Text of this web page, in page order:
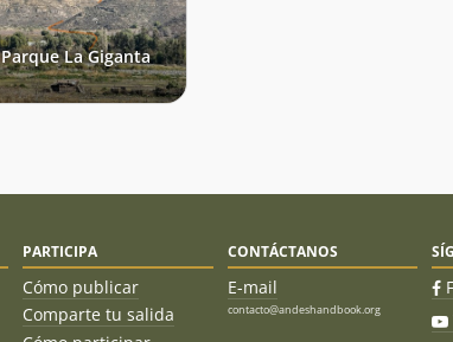
La Giganta
PARTICIPA
Cómo publicar
Comparte tu salida
CONTÁCTANOS
E-mail
contacto@andeshandbook.org